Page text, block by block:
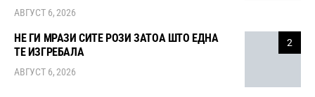
АВГУСТ 6, 2026
2
НЕ ГИ МРАЗИ СИТЕ РОЗИ ЗАТОА ШТО ЕДНА
ТЕ ИЗГРЕБАЛА
АВГУСТ 6, 2026